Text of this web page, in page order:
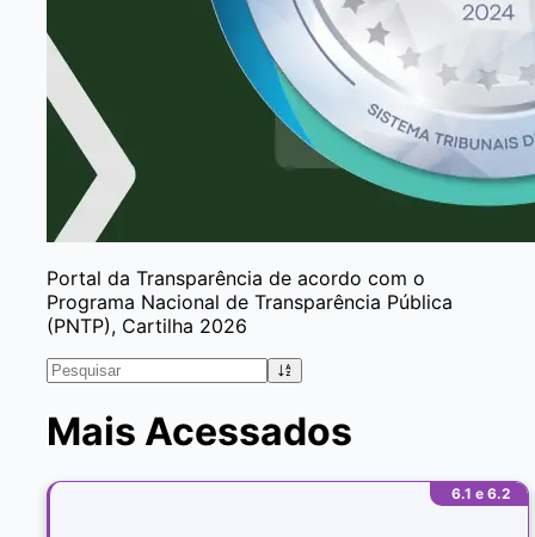
Portal da Transparência de acordo com o
Programa Nacional de Transparência Pública
(PNTP), Cartilha 2026
Mais Acessados
6.1 e 6.2